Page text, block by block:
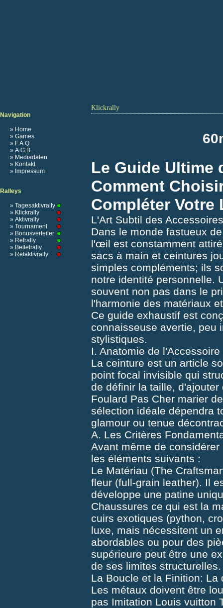
Navigation
» Home
» Games
» F.A.Q.
» A.G.B.
» Mediadaten
» Kontakt
» Impressum
Ralleys
» Tagesaktivrally
» Klickrally
» Aktivrally
» Tournament
» Bonusverteiler
» Refrally
» Bettelrally
» Refaktivrally
Klickrally
Le Guide Ultime
Comment
Compléter Votre
L'Art Subtil des
Dans le monde fastueux
l'œil est constamment
sacs à main et ceintures
simples compléments; ils
notre identité personnelle.
souvent non pas dans le
l'harmonie des matériaux
Ce guide exhaustif est
connaisseuse avertie, peu
stylistiques.
I. Anatomie de
La ceinture est un article
point focal invisible qui
de définir la taille,
Foulard Pas Cher marier
sélection idéale dépendra
glamour ou tenue
A. Les Critères
Avant même de
les éléments suivants :
Le Matériau (The
fleur (full-grain leather). Il
développe une patine
Chaussures ce qui est la
cuirs exotiques (python,
luxe, mais nécessitent un
abordables ou pour des
supérieure peut être une
de ses limites structurelles.
La Boucle et la Finition:
Les métaux doivent être
pas Imitation Louis vuitton